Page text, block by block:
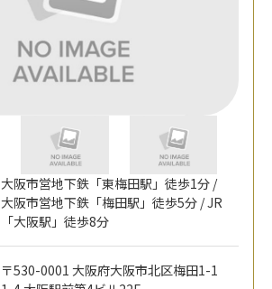
大阪市営地下鉄「東梅田駅」徒歩1分 /
大阪市営地下鉄「梅田駅」徒歩5分 / JR
「大阪駅」徒歩8分
〒530-0001 大阪府大阪市北区梅田1-1